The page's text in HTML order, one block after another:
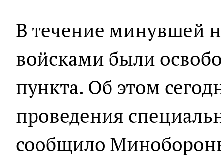
В течение минувшей
войсками были
пункта. Об этом
проведения
сообщило